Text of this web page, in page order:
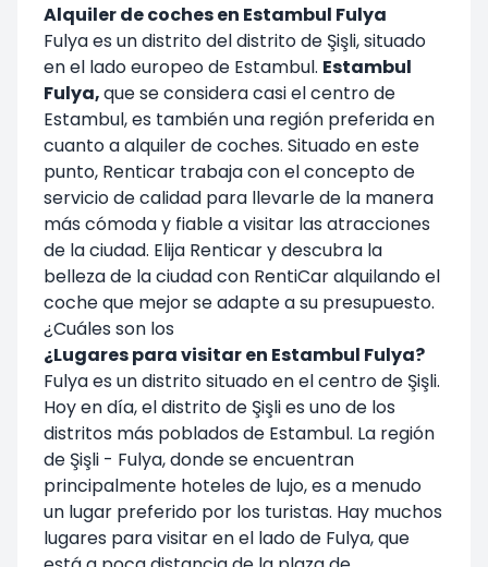
Alquiler de coches en Estambul Fulya
Fulya es un distrito del distrito de Şişli, situado
en el lado europeo de Estambul. Estambul
Fulya,que se considera casi el centro de
Estambul, es también una región preferida en
cuanto a alquiler de coches. Situado en este
punto, Renticar trabaja con el concepto de
servicio de calidad para llevarle de la manera
más cómoda y fiable a visitar las atracciones
de la ciudad. Elija Renticar y descubra la
belleza de la ciudad con RentiCar alquilando el
coche que mejor se adapte a su presupuesto.
¿Cuáles son los
¿Lugares para visitar en Estambul Fulya?
Fulya es un distrito situado en el centro de Şişli.
Hoy en día, el distrito de Şişli es uno de los
distritos más poblados de Estambul. La región
de Şişli - Fulya, donde se encuentran
principalmente hoteles de lujo, es a menudo
un lugar preferido por los turistas. Hay muchos
lugares para visitar en el lado de Fulya, que